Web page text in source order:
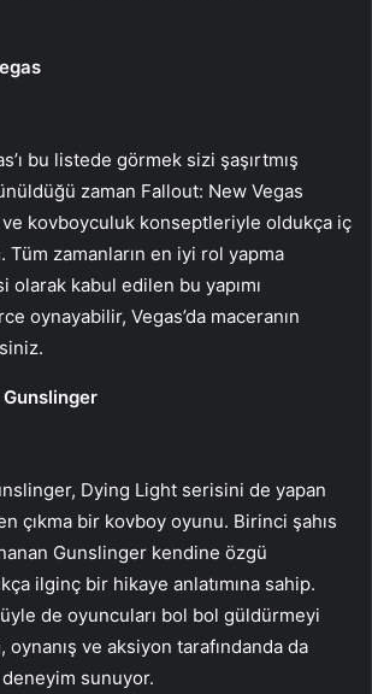
bu listede görmek sizi şaşırtmış
zaman Fallout: New Vegas
ve kovboyculuk konseptleriyle oldukça iç
Tüm zamanların en iyi rol yapma
olarak kabul edilen bu yapımı
oynayabilir, Vegas’da maceranın
Dying Light serisini de yapan
çıkma bir kovboy oyunu. Birinci şahıs
Gunslinger kendine özgü
ilginç bir hikaye anlatımına sahip.
de oyuncuları bol bol güldürmeyi
oynanış ve aksiyon tarafındanda da
sunuyor.